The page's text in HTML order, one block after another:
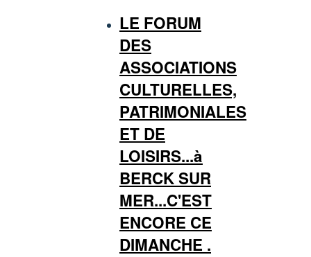
LE FORUM
DES
ASSOCIATIONS
CULTURELLES,
PATRIMONIALES
ET DE
LOISIRS...à
BERCK SUR
MER...C'EST
ENCORE CE
DIMANCHE .